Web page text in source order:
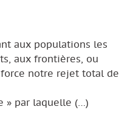
aux populations les
aux frontières, ou
notre rejet total de
» par laquelle (…)